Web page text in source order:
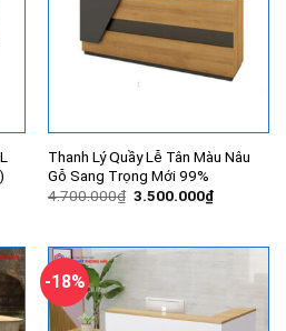
Thanh Lý Quầy Lễ Tân Màu Nâu
Gỗ Sang Trọng Mới 99%
4.700.000₫ Giá
3.500.000₫Giá
hiện
-18%